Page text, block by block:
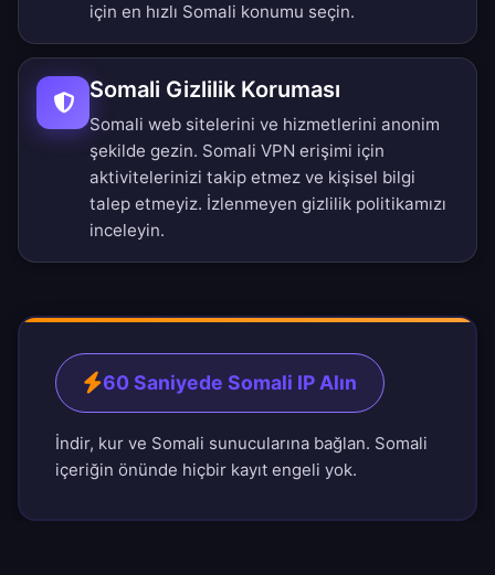
için en hızlı Somali konumu seçin.
Somali Gizlilik Koruması
Somali web sitelerini ve hizmetlerini anonim
şekilde gezin. Somali VPN erişimi için
aktivitelerinizi takip etmez ve kişisel bilgi
talep etmeyiz. İzlenmeyen gizlilik politikamızı
inceleyin.
60 Saniyede Somali IP Alın
İndir, kur ve Somali sunucularına bağlan. Somali
içeriğin önünde hiçbir kayıt engeli yok.